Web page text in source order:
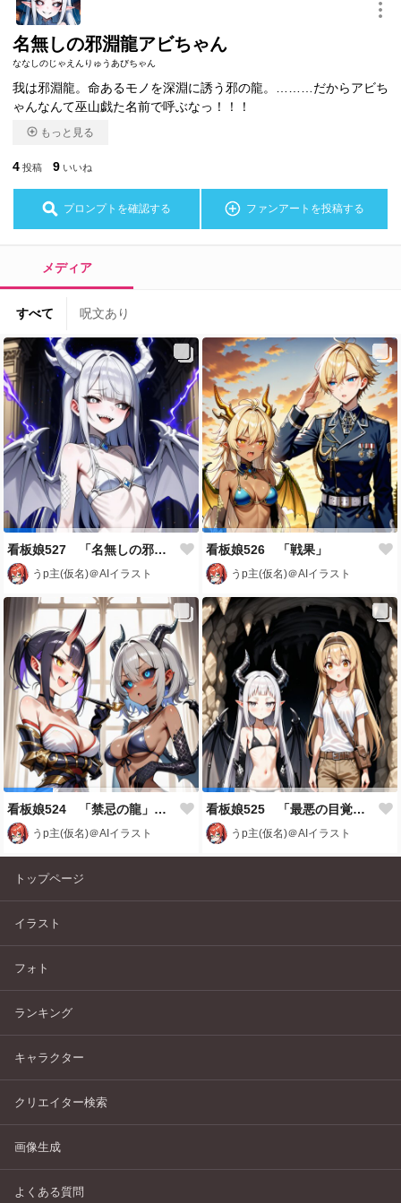
名無しの邪淵龍アビちゃん
ななしのじゃえんりゅうあびちゃん
我は邪淵龍。命あるモノを深淵に誘う邪の龍。………だからアビち
ゃんなんて巫山戯た名前で呼ぶなっ！！！
もっと見る
4 投稿 9 いいね
プロンプトを確認する ファンアートを投稿する
メディア
すべて 呪文あり
看板娘527 「名無しの邪淵龍アビちゃん」
うp主(仮名)＠AIイラスト
看板娘526 「戦果」
うp主(仮名)＠AIイラスト
看板娘524 「禁忌の龍」 ※再掲
うp主(仮名)＠AIイラスト
看板娘525 「最悪の目覚め」
うp主(仮名)＠AIイラスト
トップページ
イラスト
フォト
ランキング
キャラクター
クリエイター検索
画像生成
よくある質問